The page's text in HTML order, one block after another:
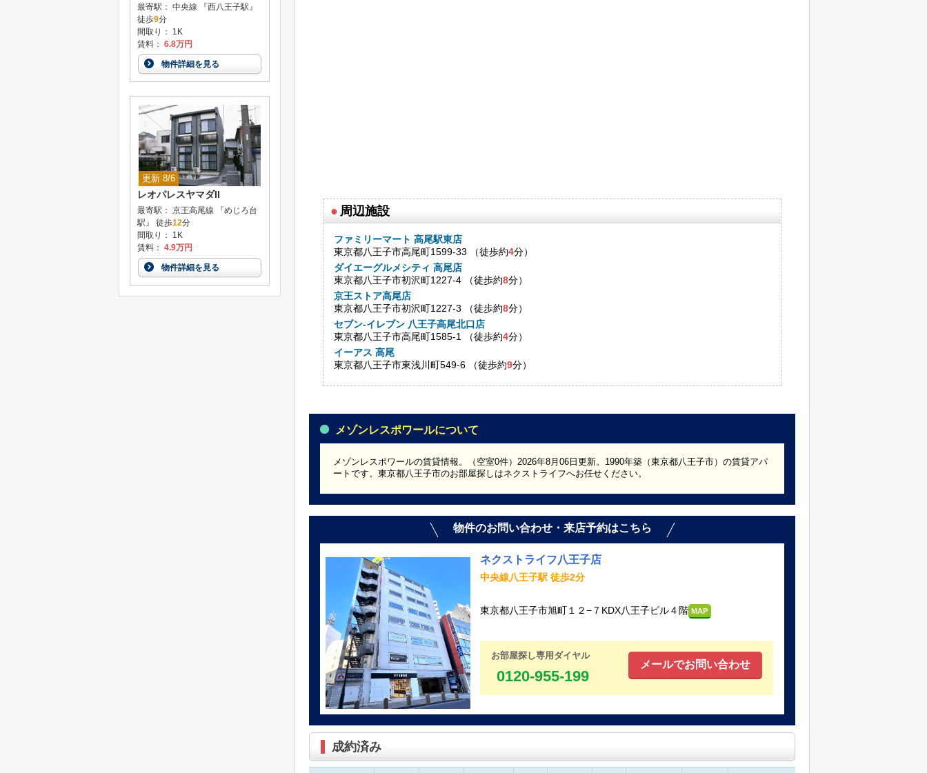
● 周辺施設
ファミリーマート 高尾駅東店
東京都八王子市高尾町1599-33 （徒歩約4分）
ダイエーグルメシティ 高尾店
東京都八王子市初沢町1227-4 （徒歩約8分）
京王ストア高尾店
東京都八王子市初沢町1227-3 （徒歩約8分）
セブン-イレブン 八王子高尾北口店
東京都八王子市高尾町1585-1 （徒歩約4分）
イーアス 高尾
東京都八王子市東浅川町549-6 （徒歩約9分）
メゾンレスポワールについて
メゾンレスポワールの賃貸情報。（空室0件）2026年8月06日更新。1990年築（東京都八王子市）の賃貸アパ
ートです。東京都八王子市のお部屋探しはネクストライフへお任せください。
物件のお問い合わせ・来店予約はこちら
ネクストライフ八王子店
中央線八王子駅 徒歩2分
東京都八王子市旭町１２−７KDX八王子ビル４階 MAP
お部屋探し専用ダイヤル
0120-955-199
メールでお問い合わせ
成約済み
最寄駅： 中央線 『西八王子駅』
徒歩9分
間取り： 1K
賃料： 6.8万円
物件詳細を見る
更新 8/6
レオパレスヤマダII
最寄駅： 京王高尾線 『めじろ台
駅』 徒歩12分
間取り： 1K
賃料： 4.9万円
物件詳細を見る